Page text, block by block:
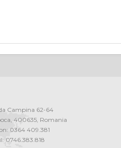
Campina 62-64
,400635, Romania
0364 409.381
0746.383.818